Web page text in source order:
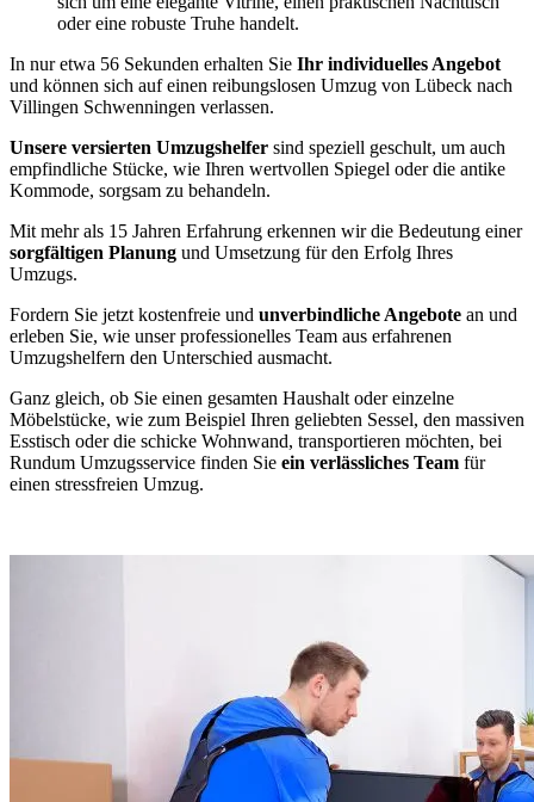
oder eine robuste Truhe handelt.
In nur etwa 56 Sekunden erhalten Sie Ihr individuelles Angebot
und können sich auf einen reibungslosen Umzug von Lübeck nach
Villingen Schwenningen⁠ verlassen.
Unsere versierten Umzugshelfer sind speziell geschult, um auch
empfindliche Stücke, wie Ihren wertvollen Spiegel oder die antike
Kommode, sorgsam zu behandeln.
Mit mehr als 15 Jahren Erfahrung erkennen wir die Bedeutung einer
sorgfältigen Planung und Umsetzung für den Erfolg Ihres
Umzugs.
Fordern Sie jetzt kostenfreie und unverbindliche Angebote an und
erleben Sie, wie unser professionelles Team aus erfahrenen
Umzugshelfern den Unterschied ausmacht.
Ganz gleich, ob Sie einen gesamten Haushalt oder einzelne
Möbelstücke, wie zum Beispiel Ihren geliebten Sessel, den massiven
Esstisch oder die schicke Wohnwand, transportieren möchten, bei
Rundum Umzugsservice finden Sie ein verlässliches Team für
einen stressfreien Umzug.